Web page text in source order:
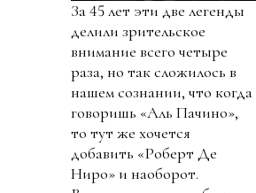
За 45 лет эти две легенды
делили зрительское
внимание всего четыре
раза, но так сложилось в
нашем сознании, что когда
говоришь «Аль Пачино»,
то тут же хочется
добавить «Роберт Де
Ниро» и наоборот.